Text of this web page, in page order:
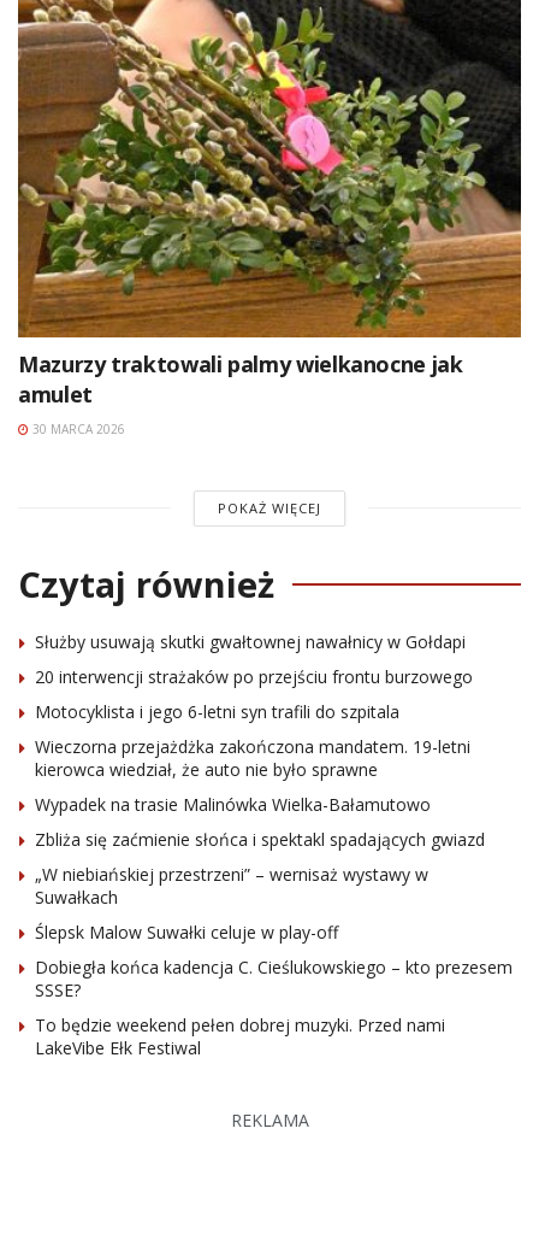
Mazurzy traktowali palmy wielkanocne jak
amulet
30 MARCA 2026
POKAŻ WIĘCEJ
Czytaj również
Służby usuwają skutki gwałtownej nawałnicy w Gołdapi
20 interwencji strażaków po przejściu frontu burzowego
Motocyklista i jego 6-letni syn trafili do szpitala
Wieczorna przejażdżka zakończona mandatem. 19-letni
kierowca wiedział, że auto nie było sprawne
Wypadek na trasie Malinówka Wielka-Bałamutowo
Zbliża się zaćmienie słońca i spektakl spadających gwiazd
„W niebiańskiej przestrzeni” – wernisaż wystawy w
Suwałkach
Ślepsk Malow Suwałki celuje w play-off
Dobiegła końca kadencja C. Cieślukowskiego – kto prezesem
SSSE?
To będzie weekend pełen dobrej muzyki. Przed nami
LakeVibe Ełk Festiwal
REKLAMA